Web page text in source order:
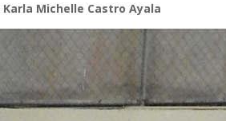
Karla Michelle Castro Ayala